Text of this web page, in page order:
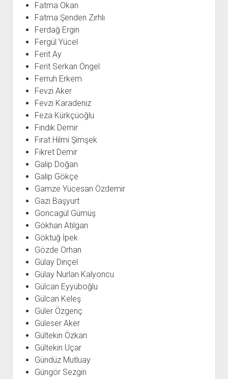
Fatma Okan
Fatma Şenden Zırhlı
Ferdağ Ergin
Fergül Yücel
Ferit Ay
Ferit Serkan Öngel
Ferruh Erkem
Fevzi Aker
Fevzi Karadeniz
Feza Kürkçüoğlu
Fındık Demir
Fırat Hilmi Şimşek
Fikret Demir
Galip Doğan
Galip Gökçe
Gamze Yücesan Özdemir
Gazi Başyurt
Goncagül Gümüş
Gökhan Atılgan
Göktuğ İpek
Gözde Orhan
Gülay Dinçel
Gülay Nurlan Kalyoncu
Gülcan Eyyüboğlu
Gülcan Keleş
Güler Özgenç
Güleser Aker
Gültekin Özkan
Gültekin Uçar
Gündüz Mutluay
Güngör Sezgin